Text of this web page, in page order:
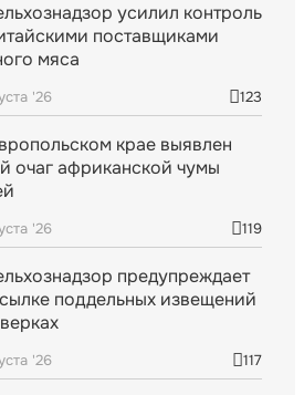
усилил контроль
поставщиками
мяса
'26 123
крае выявлен
очаг африканской чумы
'26 119
предупреждает
поддельных извещений
'26 117